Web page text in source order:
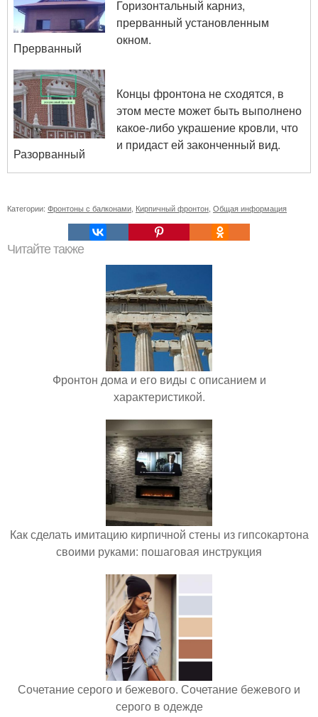
Прерванный
Горизонтальный карниз,
прерванный установленным
окном.
Разорванный
Концы фронтона не сходятся, в
этом месте может быть выполнено
какое-либо украшение кровли, что
и придаст ей законченный вид.
Категории: Фронтоны с балконами, Кирпичный фронтон, Общая информация
Читайте также
Фронтон дома и его виды с описанием и
характеристикой.
Как сделать имитацию кирпичной стены из гипсокартона
своими руками: пошаговая инструкция
Сочетание серого и бежевого. Сочетание бежевого и
серого в одежде